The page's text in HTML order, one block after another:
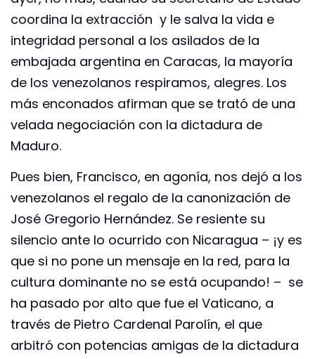
coordina la extracción y le salva la vida e
integridad personal a los asilados de la
embajada argentina en Caracas, la mayoría
de los venezolanos respiramos, alegres. Los
más enconados afirman que se trató de una
velada negociación con la dictadura de
Maduro.
Pues bien, Francisco, en agonía, nos dejó a los
venezolanos el regalo de la canonización de
José Gregorio Hernández. Se resiente su
silencio ante lo ocurrido con Nicaragua – ¡y es
que si no pone un mensaje en la red, para la
cultura dominante no se está ocupando! – se
ha pasado por alto que fue el Vaticano, a
través de Pietro Cardenal Parolín, el que
arbitró con potencias amigas de la dictadura